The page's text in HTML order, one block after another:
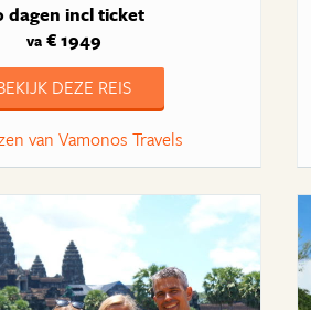
dagen incl ticket
va€ 1949
DEZE REIS
van Vamonos Travels